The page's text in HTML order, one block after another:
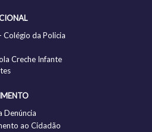
Colégio da Policia
Creche Infante
Denúncia
ao Cidadão